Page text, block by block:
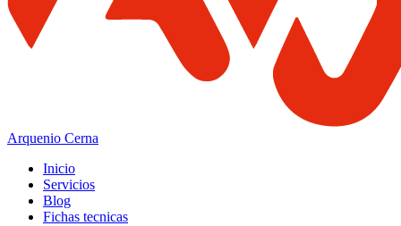
Arquenio Cerna
Inicio
Servicios
Blog
Fichas tecnicas